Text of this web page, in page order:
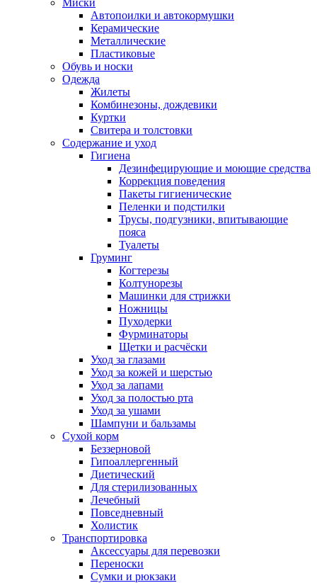
Миски
Автопоилки и автокормушки
Керамические
Металлические
Пластиковые
Обувь и носки
Одежда
Жилеты
Комбинезоны, дождевики
Куртки
Свитера и толстовки
Содержание и уход
Гигиена
Дезинфецирующие и моющие средства
Коррекция поведения
Пакеты гигиенические
Пеленки и подстилки
Трусы, подгузники, впитывающие
пояса
Туалеты
Груминг
Когтерезы
Колтунорезы
Машинки для стрижки
Ножницы
Пуходерки
Фурминаторы
Щетки и расчёски
Уход за глазами
Уход за кожей и шерстью
Уход за лапами
Уход за полостью рта
Уход за ушами
Шампуни и бальзамы
Сухой корм
Беззерновой
Гипоаллергенный
Диетический
Для стерилизованных
Лечебный
Повседневный
Холистик
Транспортировка
Аксессуары для перевозки
Переноски
Сумки и рюкзаки